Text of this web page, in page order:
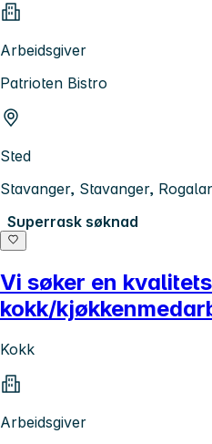
Arbeidsgiver
Patrioten Bistro
Sted
Stavanger, Stavanger,
Superrask søknad
Vi søker en
kokk/
Kokk
Arbeidsgiver